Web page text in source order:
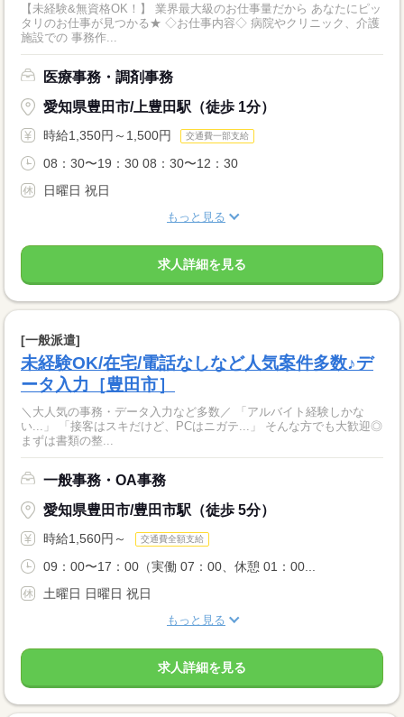
【未経験&無資格OK！】 業界最大級のお仕事量だから あなたにピッ
タリのお仕事が見つかる★ ◇お仕事内容◇ 病院やクリニック、介護
施設での 事務作...
医療事務・調剤事務
愛知県豊田市/上豊田駅（徒歩 1分）
時給1,350円～1,500円 交通費一部支給
08：30〜19：30 08：30〜12：30
日曜日 祝日
もっと見る
求人詳細を見る
[一般派遣]
未経験OK/在宅/電話なしなど人気案件多数♪デ
ータ入力［豊田市］
＼大人気の事務・データ入力など多数／ 「アルバイト経験しかな
い...」 「接客はスキだけど、PCはニガテ...」 そんな方でも大歓迎◎
まずは書類の整...
一般事務・OA事務
愛知県豊田市/豊田市駅（徒歩 5分）
時給1,560円～ 交通費全額支給
09：00〜17：00（実働 07：00、休憩 01：00...
土曜日 日曜日 祝日
もっと見る
求人詳細を見る